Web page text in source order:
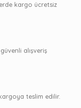
kargo ücretsiz
alışveriş
teslim edilir.